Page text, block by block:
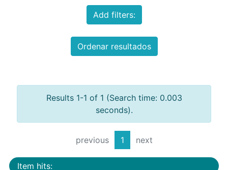
Add filters:
Ordenar resultados
Results 1-1 of 1 (Search time: 0.003
seconds).
previous 1 next
Item hits: